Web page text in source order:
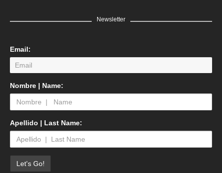
Newsletter
Email:
Nombre | Name:
Apellido | Last Name: